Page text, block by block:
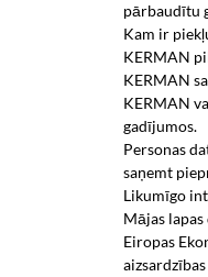
pārbaudītu
Kam ir
KERMAN
KERMAN
KERMAN
gadījumos.
Personas
saņemt
Likumīgo
Mājas
Eiropas